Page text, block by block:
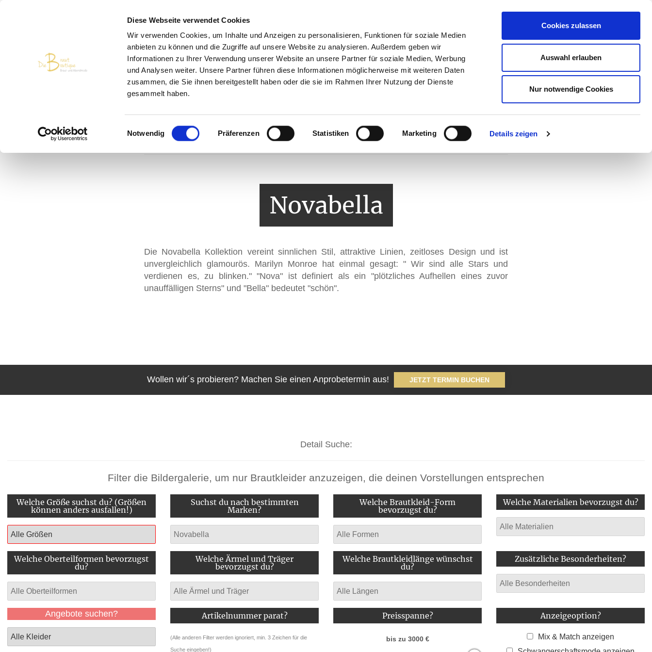
Diese Webseite verwendet Cookies
Wir verwenden Cookies, um Inhalte und Anzeigen zu personalisieren, Funktionen für soziale Medien
anbieten zu können und die Zugriffe auf unsere Website zu analysieren. Außerdem geben wir
Informationen zu Ihrer Verwendung unserer Website an unsere Partner für soziale Medien, Werbung
und Analysen weiter. Unsere Partner führen diese Informationen möglicherweise mit weiteren Daten
zusammen, die Sie ihnen bereitgestellt haben oder die sie im Rahmen Ihrer Nutzung der Dienste
gesammelt haben.
Einwilligungsauswahl
Notwendig Präferenzen Statistiken Marketing Details zeigen
Cookies zulassen
Auswahl erlauben
Nur notwendige Cookies
Brautmode Kollektionen Accessoires Abendmode Über uns
Die Brautkleider von Novabella sind:
Außergewöhnlich, vornehm & prunkvoll
Novabella
Die Novabella Kollektion vereint sinnlichen Stil, attraktive Linien, zeitloses Design und ist
unvergleichlich glamourös. Marilyn Monroe hat einmal gesagt: " Wir sind alle Stars und
verdienen es, zu blinken." "Nova" ist definiert als ein "plötzliches Aufhellen eines zuvor
unauffälligen Sterns" und "Bella" bedeutet "schön".
Wollen wir´s probieren? Machen Sie einen Anprobetermin aus! JETZT TERMIN BUCHEN
Detail Suche:
Filter die Bildergalerie, um nur Brautkleider anzuzeigen, die deinen Vorstellungen entsprechen
Welche Größe suchst du? (Größen
können anders ausfallen!)
Suchst du nach bestimmten
Marken?
Welche Brautkleid-Form
bevorzugst du?
Welche Materialien bevorzugst du?
Welche Oberteilformen bevorzugst
du?
Welche Ärmel und Träger
bevorzugst du?
Welche Brautkleidlänge wünschst
du?
Zusätzliche Besonderheiten?
Angebote suchen? Artikelnummer parat?
(Alle anderen Filter werden ignoriert, min. 3 Zeichen für die
Suche eingeben!)
Preisspanne?
bis zu 3000€
Anzeigeoption?
Mix & Match anzeigen